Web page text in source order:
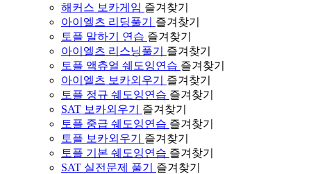
해커스 보카게임 즐겨찾기
아이엘츠 리딩풀기
즐겨찾기
토플 말하기 연습 즐겨찾기
아이엘츠 리스닝풀기
즐겨찾기
토플 액츄얼 쉐도잉연습 즐겨찾기
아이엘츠 보카외우기
즐겨찾기
토플 정규 쉐도잉연습 즐겨찾기
SAT 보카외우기
즐겨찾기
토플 중급 쉐도잉연습 즐겨찾기
토플 보카외우기
즐겨찾기
토플 기본 쉐도잉연습 즐겨찾기
SAT 실전문제 풀기
즐겨찾기